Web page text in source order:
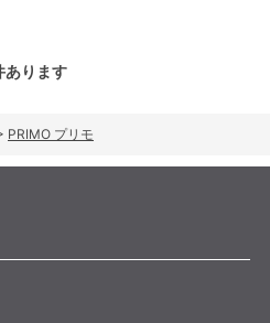
あります
PRIMO プリモ